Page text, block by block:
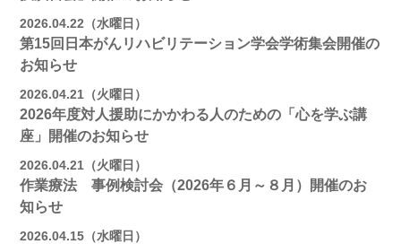
2026.04.22（水曜日）
第15回日本がんリハビリテーション学会学術集会開催の
お知らせ
2026.04.21（火曜日）
2026年度対人援助にかかわる人のための「心を学ぶ講
座」開催のお知らせ
2026.04.21（火曜日）
作業療法 事例検討会（2026年６月～８月）開催のお
知らせ
2026.04.15（水曜日）